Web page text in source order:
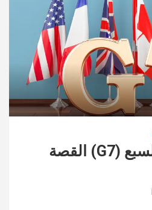
مجموعة الدول السبع (G7) القصة